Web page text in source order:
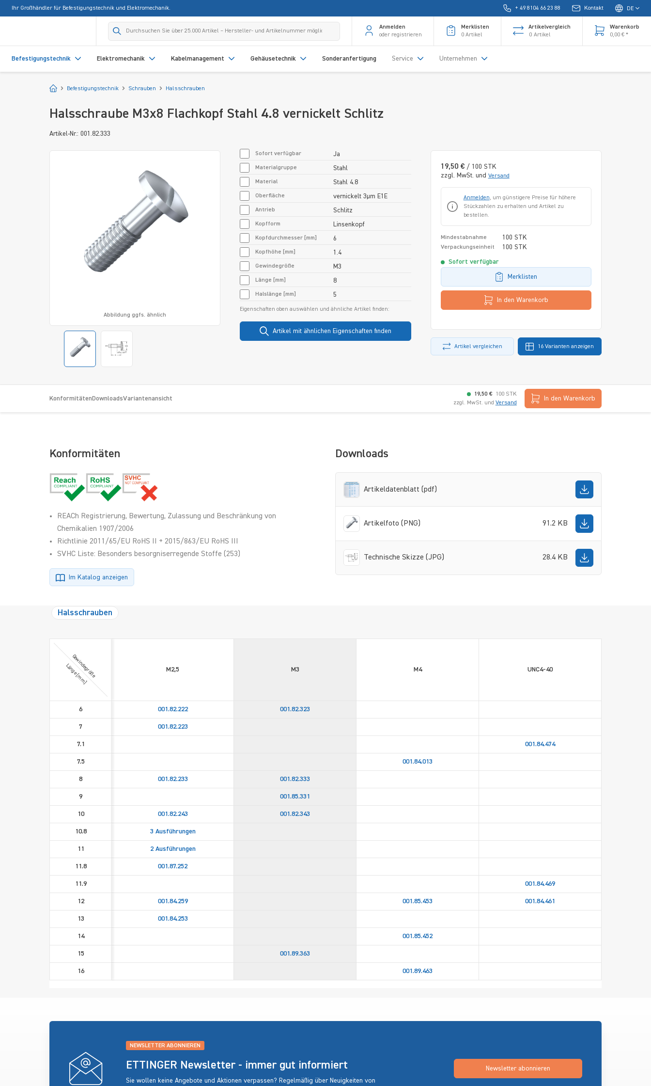
Zur Hauptnavigation springen
Ihr Großhändler für Befestigungstechnik und Elektromechanik. + 49 8104 66 23 88 Kontakt DE
Anmelden
oder registrieren
Merklisten
0 Artikel
Artikelvergleich
0 Artikel
Warenkorb
0,00 € *
Befestigungstechnik Elektromechanik Kabelmanagement Gehäusetechnik Sonderanfertigung Service Unternehmen
Startseite
Befestigungstechnik Schrauben Halsschrauben
Halsschraube M3x8 Flachkopf Stahl 4.8 vernickelt Schlitz
Artikel-Nr.: 001.82.333
Abbildung ggfs. ähnlich
19,50 € / 100 STK
zzgl. MwSt. und Versand
Anmelden, um günstigere Preise für höhere
Stückzahlen zu erhalten und Artikel zu
bestellen.
Mindestabnahme 100 STK
Verpackungseinheit 100 STK
Sofort verfügbar
Merklisten
In den Warenkorb
Artikel vergleichen 16 Varianten anzeigen
Sofort verfügbar Ja
Materialgruppe Stahl
Material Stahl 4.8
Oberfläche vernickelt 3µm E1E
Antrieb Schlitz
Kopfform Linsenkopf
Kopfdurchmesser [mm] 6
Kopfhöhe [mm] 1.4
Gewindegröße M3
Länge [mm] 8
Halslänge [mm] 5
Eigenschaften oben auswählen und ähnliche Artikel finden:
Artikel mit ähnlichen Eigenschaften finden
Konformitäten DownloadsVariantenansicht
19,50 €
100 STK
zzgl. MwSt. und Versand
In den Warenkorb
Konformitäten
REACh Registrierung, Bewertung, Zulassung und Beschränkung von
Chemikalien 1907/2006
Richtlinie 2011/65/EU RoHS II + 2015/863/EU RoHS III
SVHC Liste: Besonders besorgniserregende Stoffe (253)
Im Katalog anzeigen
Downloads
Artikeldatenblatt (pdf)
Artikelfoto (PNG) 91.2 KB
Technische Skizze (JPG) 28.4 KB
Halsschrauben
Gewindegröße
Länge [mm] M2,5 M3 M4 UNC4-40
6 001.82.222 001.82.323
7 001.82.223
7.1 001.84.474
7.5 001.84.013
8 001.82.233 001.82.333
9 001.85.331
10 001.82.243 001.82.343
10.8 3 Ausführungen
11 2 Ausführungen
11.8 001.87.252
11.9 001.84.469
12 001.84.259 001.85.453 001.84.461
13 001.84.253
14 001.85.452
15 001.89.363
16 001.89.463
NEWSLETTER ABONNIEREN
ETTINGER Newsletter - immer gut informiert
Sie wollen keine Angebote und Aktionen verpassen? Regelmäßig über Neuigkeiten von
Newsletter abonnieren